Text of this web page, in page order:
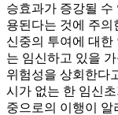
승효과가 증강될 수
용된다는 것에 주의
신중의 투여에 대한
는 임신하고 있을
위험성을 상회한다
시가 없는 한 임신
중으로의 이행이